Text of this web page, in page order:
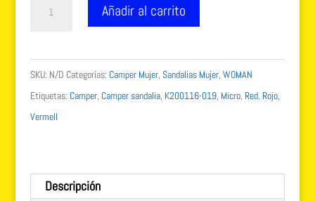
019
roja
Añadir al carrito
SKU: N/D Categorías: Camper Mujer, Sandalias Mujer, WOMAN
Etiquetas: Camper, Camper sandalia, K200116-019, Micro, Red, Rojo,
Vermell
Descripción